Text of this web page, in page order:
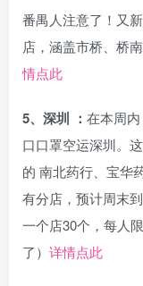
番禺人注意了！又
店，涵盖市桥、桥
情点此
5、深圳 ： 在本周
口口罩空运深圳。
的 南北药行、宝华
有分店，预计周末
一个店30个，每人
了） 详情点此